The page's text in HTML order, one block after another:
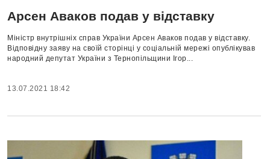
Арсен Аваков подав у відставку
Міністр внутрішніх справ України Арсен Аваков подав у відставку.
Відповідну заяву на своїй сторінці у соціальній мережі опублікував
народний депутат України з Тернопільщини Ігор...
13.07.2021 18:42